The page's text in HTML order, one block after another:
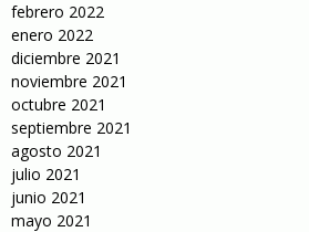
febrero 2022
enero 2022
diciembre 2021
noviembre 2021
octubre 2021
septiembre 2021
agosto 2021
julio 2021
junio 2021
mayo 2021